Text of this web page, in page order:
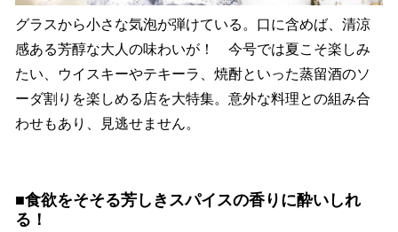
グラスから小さな気泡が弾けている。口に含めば、清涼
感ある芳醇な大人の味わいが！ 今号では夏こそ楽しみ
たい、ウイスキーやテキーラ、焼酎といった蒸留酒のソ
ーダ割りを楽しめる店を大特集。意外な料理との組み合
わせもあり、見逃せません。
■食欲をそそる芳しきスパイスの香りに酔いしれ
る！